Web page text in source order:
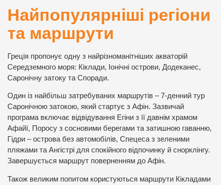
Найпопулярніші регіони
та маршрути
Греція пропонує одну з найрізноманітніших акваторій
Середземного моря: Кіклади, Іонічні острови, Додеканес,
Саронічну затоку та Споради.
Один із найбільш затребуваних маршрутів – 7-денний тур
Саронічною затокою, який стартує з Афін. Зазвичай
програма включає відвідування Егіни з її давнім храмом
Афайї, Поросу з сосновими берегами та затишною гаванню,
Гідри – острова без автомобілів, Спецеса з зеленими
пляжами та Ангістрі для спокійного відпочинку й снорклінгу.
Завершується маршрут поверненням до Афін.
Також великим попитом користуються маршрути Кікладами